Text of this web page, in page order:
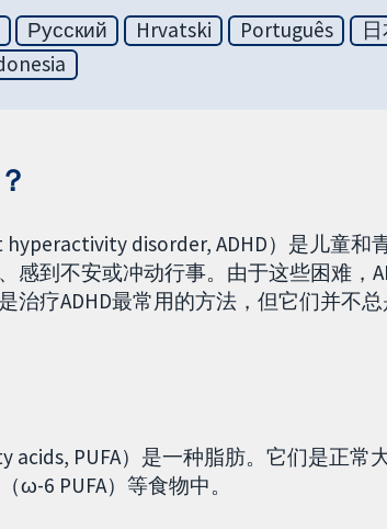
Русский Hrvatski Português
disorder, ADHD）是儿童和
感到不安或冲动行事。由于这些困难，
治疗ADHD最常用的方法，但它们并不
PUFA）是一种脂肪。它们是正常
ω-6 PUFA）等食物中。